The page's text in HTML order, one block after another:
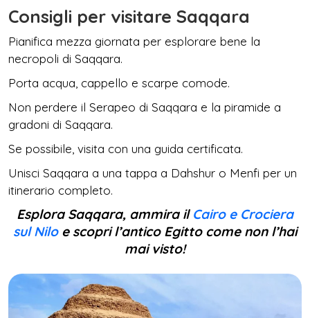
Consigli per visitare Saqqara
Pianifica mezza giornata per esplorare bene la
necropoli di Saqqara.
Porta acqua, cappello e scarpe comode.
Non perdere il Serapeo di Saqqara e la piramide a
gradoni di Saqqara.
Se possibile, visita con una guida certificata.
Unisci Saqqara a una tappa a Dahshur o Menfi per un
itinerario completo.
Esplora Saqqara, ammira il Cairo e Crociera
sul Niloe scopri l’antico Egitto come non l’hai
mai visto!